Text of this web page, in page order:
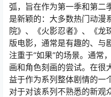
弧，旨在作为第一季和第二
是新颖的：大多数热门动漫
院》、《火影忍者》、《龙
版电影，通常是有趣的、与
注重于“如果”的场景。通常
画和角色刻画的尝试。在很
益于作为系列整体剧情的一
对于对该系列不熟悉的新观